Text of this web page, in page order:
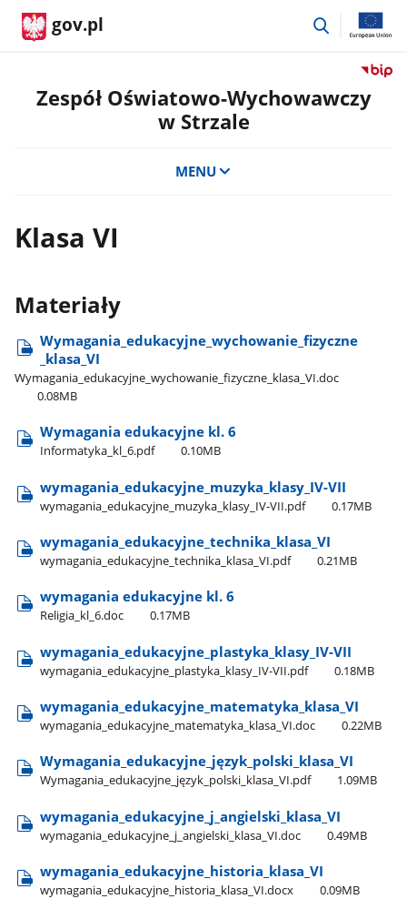
gov.pl
przejdź
Przejdź
do
Zespół Oświatowo-Wychowawczy
w Strzale
MENU
Klasa VI
Materiały
Wymagania​_edukacyjne​_wychowanie​_fizyczne​
_klasa​_VI
Wymagania​_edukacyjne​_wychowanie​_fizyczne​_klasa​_VI.doc
0.08MB
Wymagania edukacyjne kl. 6
Informatyka​_kl​_6.pdf 0.10MB
wymagania​_edukacyjne​_muzyka​_klasy​_IV-VII
wymagania​_edukacyjne​_muzyka​_klasy​_IV-VII.pdf 0.17MB
wymagania​_edukacyjne​_technika​_klasa​_VI
wymagania​_edukacyjne​_technika​_klasa​_VI.pdf 0.21MB
wymagania edukacyjne kl. 6
Religia​_kl​_6.doc 0.17MB
wymagania​_edukacyjne​_plastyka​_klasy​_IV-VII
wymagania​_edukacyjne​_plastyka​_klasy​_IV-VII.pdf 0.18MB
wymagania​_edukacyjne​_matematyka​_klasa​_VI
wymagania​_edukacyjne​_matematyka​_klasa​_VI.doc 0.22MB
Wymagania​_edukacyjne​_język​_polski​_klasa​_VI
Wymagania​_edukacyjne​_język​_polski​_klasa​_VI.pdf 1.09MB
wymagania​_edukacyjne​_j​_angielski​_klasa​_VI
wymagania​_edukacyjne​_j​_angielski​_klasa​_VI.doc 0.49MB
wymagania​_edukacyjne​_historia​_klasa​_VI
wymagania​_edukacyjne​_historia​_klasa​_VI.docx 0.09MB